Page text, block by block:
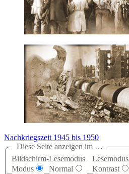
Nachkriegszeit 1945 bis 1950
Diese Seite anzeigen im …
Bildschirm-
Modus
Lesemodus
Normal
Lesemodus
Kontrast